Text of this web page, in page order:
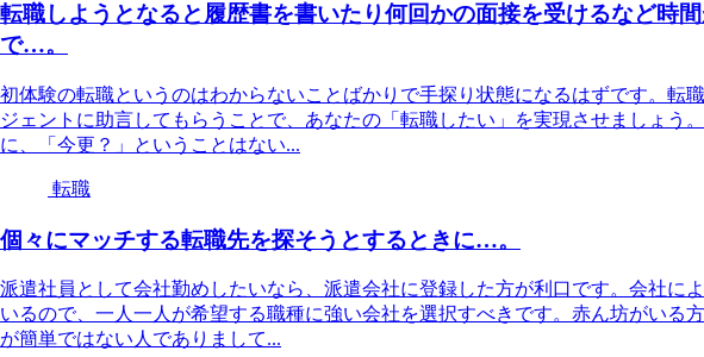
転職しようとなると履歴書を書いたり何回かの面接を受けるなど時
で…。
初体験の転職というのはわからないことばかりで手探り状態になるはずです。転
ジェントに助言してもらうことで、あなたの「転職したい」を実現させましょう
に、「今更？」ということはない...
転職
個々にマッチする転職先を探そうとするときに…。
派遣社員として会社勤めしたいなら、派遣会社に登録した方が利口です。会社に
いるので、一人一人が希望する職種に強い会社を選択すべきです。赤ん坊がいる
が簡単ではない人でありまして...